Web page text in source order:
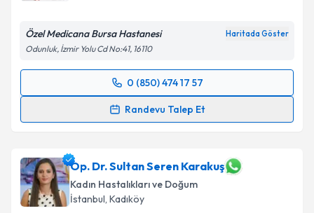
Özel Medicana Bursa Hastanesi Haritada Göster
Odunluk, İzmir Yolu Cd No:41, 16110
0 (850) 474 17 57
Randevu Talep Et
Randevu Takvimi Talebi
takvim hazırlandığında e-posta ile bilgilendireceğiz.
E-posta Adresiniz
Op. Dr. Sultan Seren Karakuş
Kadın Hastalıkları ve Doğum
İstanbul, Kadıköy